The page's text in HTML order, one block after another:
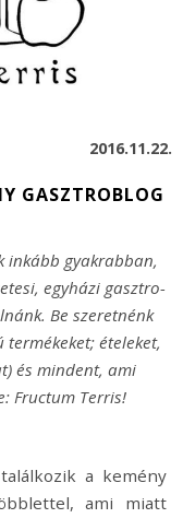
2016.11.22.
GASZTROBLOG
inkább gyakrabban,
egyházi gasztro-
Be szeretnénk
ételeket,
és mindent, ami
Fructum Terris!
a kemény
ami miatt